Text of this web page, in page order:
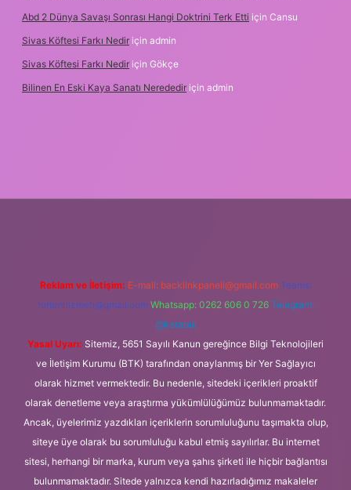
Abd 2 Dünya Savaşı Sonrası Hangi Doktrini Terk Etti için Cansu
Sivas Köftesi Farkı Nedir için admin
Sivas Köftesi Farkı Nedir için Gökçe
Bilinen En Eski Kaya Sanatı Nerededir için admin
Reklam ve İletişim: E-mail: backlinkpaneli@gmail.com Teams:
forumhizmeti@gmail.com Whatsapp: 0262 606 0 726 Telegram:
@karabul
Yasal Uyarı: Sitemiz, 5651 Sayılı Kanun gereğince Bilgi Teknolojileri
ve İletişim Kurumu (BTK) tarafından onaylanmış bir Yer Sağlayıcı
olarak hizmet vermektedir. Bu nedenle, sitedeki içerikleri proaktif
olarak denetleme veya araştırma yükümlülüğümüz bulunmamaktadır.
Ancak, üyelerimiz yazdıkları içeriklerin sorumluluğunu taşımakta olup,
siteye üye olarak bu sorumluluğu kabul etmiş sayılırlar. Bu internet
sitesi, herhangi bir marka, kurum veya şahıs şirketi ile hiçbir bağlantısı
bulunmamaktadır. Sitede yalnızca kendi hazırladığımız makaleler